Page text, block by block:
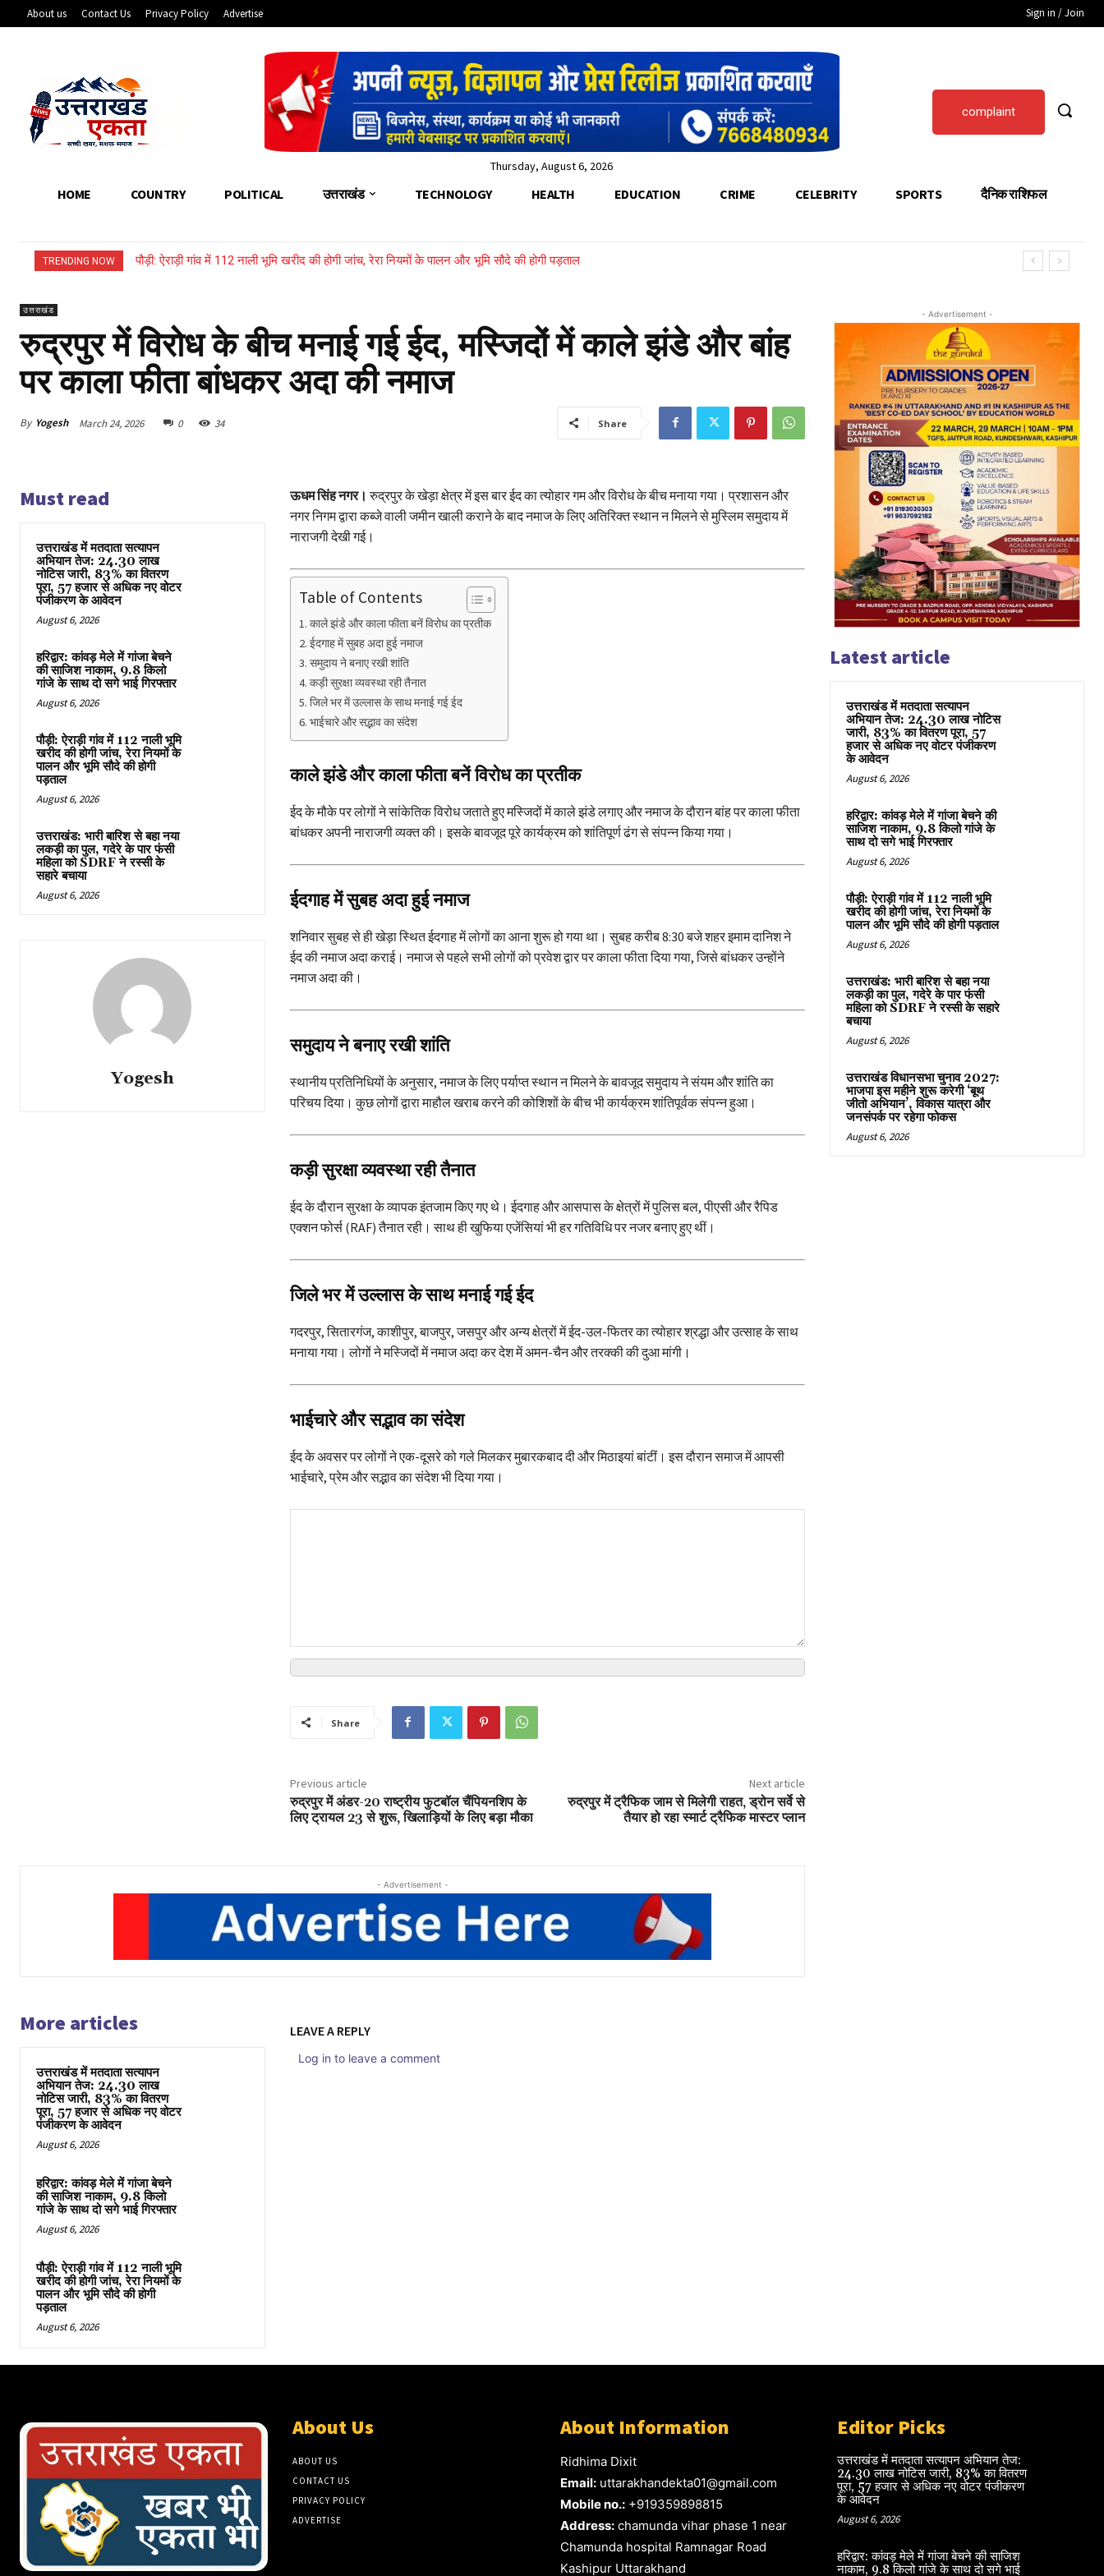
About us Contact Us Privacy Policy Advertise Sign in / Join
Thursday, August 6, 2026
complaint
HOME COUNTRY POLITICAL उत्तराखंड TECHNOLOGY HEALTH EDUCATION CRIME CELEBRITY SPORTS दैनिक राशिफल
TRENDING NOW पौड़ी: ऐराड़ी गांव में 112 नाली भूमि खरीद की होगी जांच, रेरा नियमों के पालन और भूमि सौदे की होगी पड़ताल
उत्तराखंड
रुद्रपुर में विरोध के बीच मनाई गई ईद, मस्जिदों में काले झंडे और बांह
पर काला फीता बांधकर अदा की नमाज
By Yogesh March 24, 2026 0 34 Share
Must read
उत्तराखंड में मतदाता सत्यापन
अभियान तेज: 24.30 लाख
नोटिस जारी, 83% का वितरण
पूरा, 57 हजार से अधिक नए वोटर
पंजीकरण के आवेदन
August 6, 2026
हरिद्वार: कांवड़ मेले में गांजा बेचने
की साजिश नाकाम, 9.8 किलो
गांजे के साथ दो सगे भाई गिरफ्तार
August 6, 2026
पौड़ी: ऐराड़ी गांव में 112 नाली भूमि
खरीद की होगी जांच, रेरा नियमों के
पालन और भूमि सौदे की होगी
पड़ताल
August 6, 2026
उत्तराखंड: भारी बारिश से बहा नया
लकड़ी का पुल, गदेरे के पार फंसी
महिला को SDRF ने रस्सी के
सहारे बचाया
August 6, 2026
Yogesh
ऊधम सिंह नगर। रुद्रपुर के खेड़ा क्षेत्र में इस बार ईद का त्योहार गम और विरोध के बीच मनाया गया। प्रशासन और
नगर निगम द्वारा कब्जे वाली जमीन खाली कराने के बाद नमाज के लिए अतिरिक्त स्थान न मिलने से मुस्लिम समुदाय में
नाराजगी देखी गई।
Table of Contents
काले झंडे और काला फीता बनें विरोध का प्रतीक
ईदगाह में सुबह अदा हुई नमाज
समुदाय ने बनाए रखी शांति
कड़ी सुरक्षा व्यवस्था रही तैनात
जिले भर में उल्लास के साथ मनाई गई ईद
भाईचारे और सद्भाव का संदेश
काले झंडे और काला फीता बनें विरोध का प्रतीक
ईद के मौके पर लोगों ने सांकेतिक विरोध जताते हुए मस्जिदों में काले झंडे लगाए और नमाज के दौरान बांह पर काला फीता
बांधकर अपनी नाराजगी व्यक्त की। इसके बावजूद पूरे कार्यक्रम को शांतिपूर्ण ढंग से संपन्न किया गया।
ईदगाह में सुबह अदा हुई नमाज
शनिवार सुबह से ही खेड़ा स्थित ईदगाह में लोगों का आना शुरू हो गया था। सुबह करीब 8:30 बजे शहर इमाम दानिश ने
ईद की नमाज अदा कराई। नमाज से पहले सभी लोगों को प्रवेश द्वार पर काला फीता दिया गया, जिसे बांधकर उन्होंने
नमाज अदा की।
समुदाय ने बनाए रखी शांति
स्थानीय प्रतिनिधियों के अनुसार, नमाज के लिए पर्याप्त स्थान न मिलने के बावजूद समुदाय ने संयम और शांति का
परिचय दिया। कुछ लोगों द्वारा माहौल खराब करने की कोशिशों के बीच भी कार्यक्रम शांतिपूर्वक संपन्न हुआ।
कड़ी सुरक्षा व्यवस्था रही तैनात
ईद के दौरान सुरक्षा के व्यापक इंतजाम किए गए थे। ईदगाह और आसपास के क्षेत्रों में पुलिस बल, पीएसी और रैपिड
एक्शन फोर्स (RAF) तैनात रही। साथ ही खुफिया एजेंसियां भी हर गतिविधि पर नजर बनाए हुए थीं।
जिले भर में उल्लास के साथ मनाई गई ईद
गदरपुर, सितारगंज, काशीपुर, बाजपुर, जसपुर और अन्य क्षेत्रों में ईद-उल-फितर का त्योहार श्रद्धा और उत्साह के साथ
मनाया गया। लोगों ने मस्जिदों में नमाज अदा कर देश में अमन-चैन और तरक्की की दुआ मांगी।
भाईचारे और सद्भाव का संदेश
ईद के अवसर पर लोगों ने एक-दूसरे को गले मिलकर मुबारकबाद दी और मिठाइयां बांटीं। इस दौरान समाज में आपसी
भाईचारे, प्रेम और सद्भाव का संदेश भी दिया गया।
Share
Previous article
रुद्रपुर में अंडर-20 राष्ट्रीय फुटबॉल चैंपियनशिप के
लिए ट्रायल 23 से शुरू, खिलाड़ियों के लिए बड़ा मौका
Next article
रुद्रपुर में ट्रैफिक जाम से मिलेगी राहत, ड्रोन सर्वे से
तैयार हो रहा स्मार्ट ट्रैफिक मास्टर प्लान
- Advertisement -
More articles
उत्तराखंड में मतदाता सत्यापन
अभियान तेज: 24.30 लाख
नोटिस जारी, 83% का वितरण
पूरा, 57 हजार से अधिक नए वोटर
पंजीकरण के आवेदन
August 6, 2026
हरिद्वार: कांवड़ मेले में गांजा बेचने
की साजिश नाकाम, 9.8 किलो
गांजे के साथ दो सगे भाई गिरफ्तार
August 6, 2026
पौड़ी: ऐराड़ी गांव में 112 नाली भूमि
खरीद की होगी जांच, रेरा नियमों के
पालन और भूमि सौदे की होगी
पड़ताल
August 6, 2026
LEAVE A REPLY
Log in to leave a comment
- Advertisement -
Latest article
उत्तराखंड में मतदाता सत्यापन
अभियान तेज: 24.30 लाख नोटिस
जारी, 83% का वितरण पूरा, 57
हजार से अधिक नए वोटर पंजीकरण
के आवेदन
August 6, 2026
हरिद्वार: कांवड़ मेले में गांजा बेचने की
साजिश नाकाम, 9.8 किलो गांजे के
साथ दो सगे भाई गिरफ्तार
August 6, 2026
पौड़ी: ऐराड़ी गांव में 112 नाली भूमि
खरीद की होगी जांच, रेरा नियमों के
पालन और भूमि सौदे की होगी पड़ताल
August 6, 2026
उत्तराखंड: भारी बारिश से बहा नया
लकड़ी का पुल, गदेरे के पार फंसी
महिला को SDRF ने रस्सी के सहारे
बचाया
August 6, 2026
उत्तराखंड विधानसभा चुनाव 2027:
भाजपा इस महीने शुरू करेगी ‘बूथ
जीतो अभियान’, विकास यात्रा और
जनसंपर्क पर रहेगा फोकस
August 6, 2026
About Us
ABOUT US
CONTACT US
PRIVACY POLICY
ADVERTISE
About Information
Ridhima Dixit
Email: uttarakhandekta01@gmail.com
Mobile no.: +919359898815
Address: chamunda vihar phase 1 near
Chamunda hospital Ramnagar Road
Kashipur Uttarakhand
Editor Picks
उत्तराखंड में मतदाता सत्यापन अभियान तेज:
24.30 लाख नोटिस जारी, 83% का वितरण
पूरा, 57 हजार से अधिक नए वोटर पंजीकरण
के आवेदन
August 6, 2026
हरिद्वार: कांवड़ मेले में गांजा बेचने की साजिश
नाकाम, 9.8 किलो गांजे के साथ दो सगे भाई